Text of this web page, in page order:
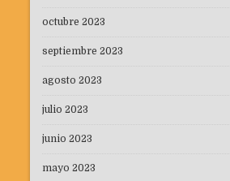
octubre 2023
septiembre 2023
agosto 2023
julio 2023
junio 2023
mayo 2023